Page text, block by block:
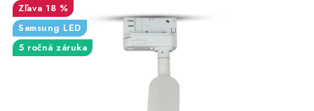
VENTILÁTORY
18 %
Samsung LED
5 ročná záruka